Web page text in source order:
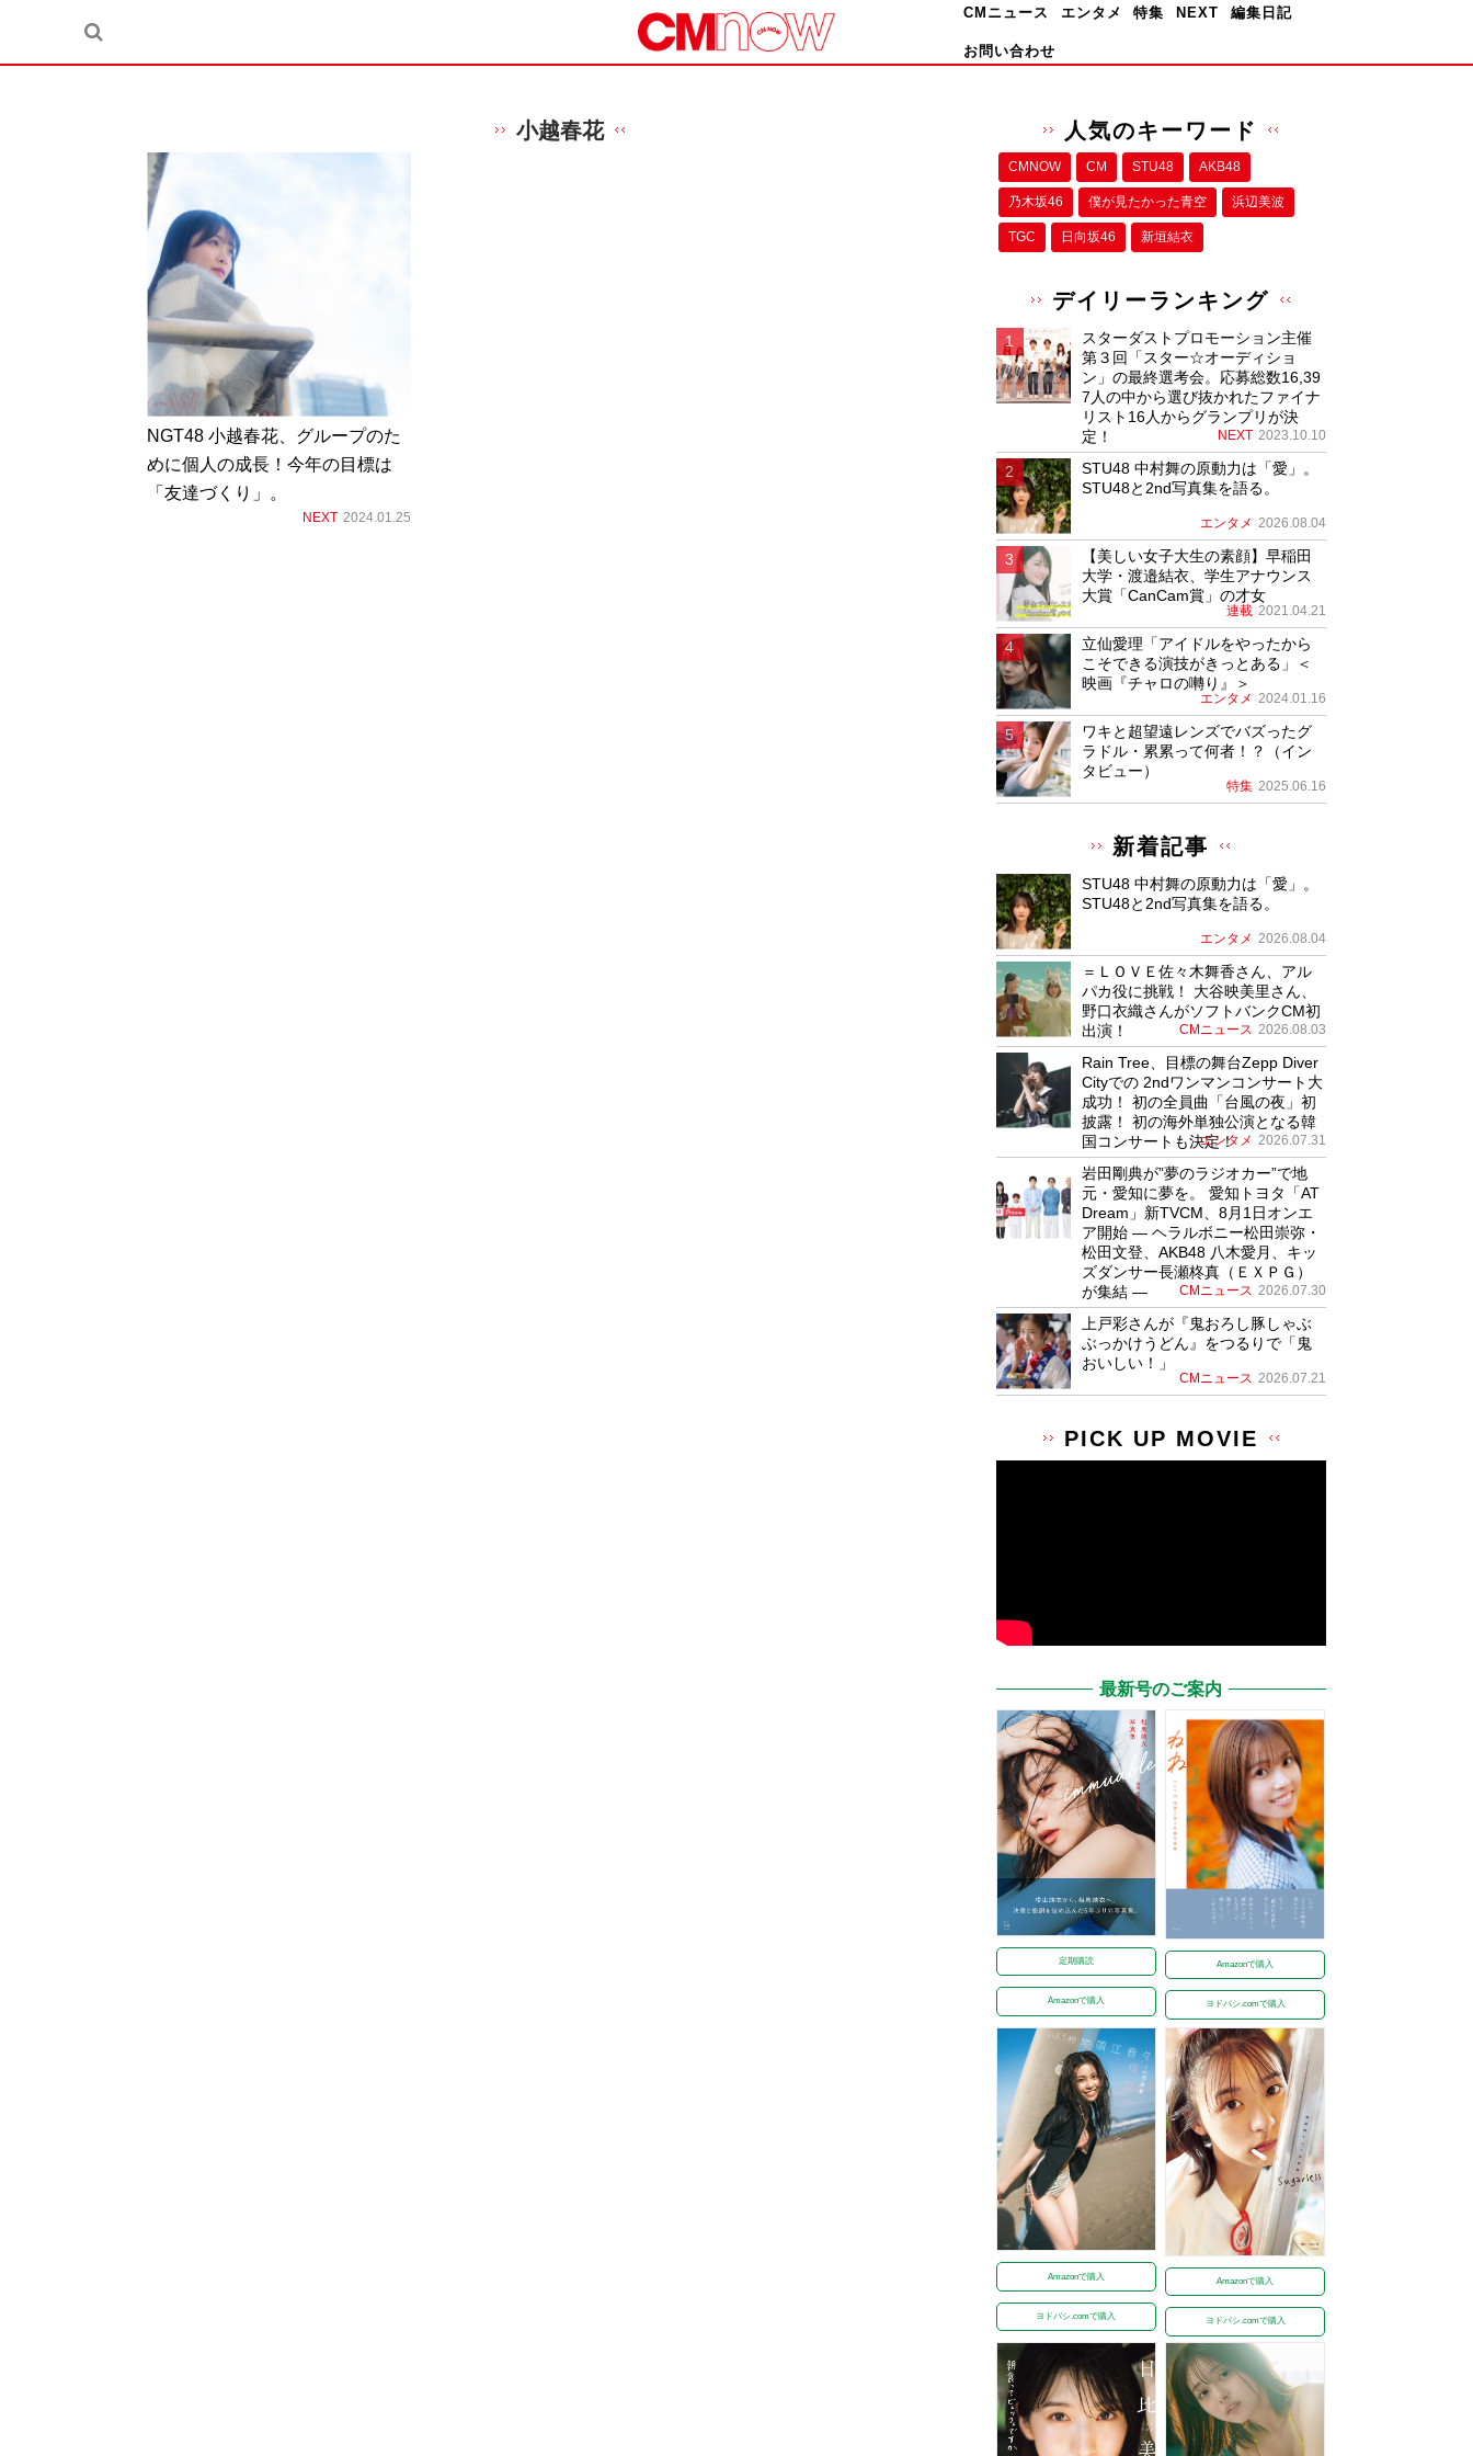
CMニュース エンタメ 特集 NEXT 編集日記
お問い合わせ
小越春花
NGT48 小越春花、グループのた
めに個人の成長！今年の目標は
「友達づくり」。
NEXT 2024.01.25
人気のキーワード
CMNOW CM STU48 AKB48
乃木坂46 僕が⾒たかった⻘空 浜辺美波
TGC 日向坂46 新垣結衣
デイリーランキング
スターダストプロモーション主催
第３回「スター☆オーディショ
ン」の最終選考会。応募総数16,39
7人の中から選び抜かれたファイナ
リスト16人からグランプリが決
定！
NEXT 2023.10.10
STU48 中村舞の原動力は「愛」。
STU48と2nd写真集を語る。
エンタメ 2026.08.04
【美しい女子大生の素顔】早稲田
大学・渡邉結衣、学生アナウンス
大賞「CanCam賞」の才女
連載 2021.04.21
立仙愛理「アイドルをやったから
こそできる演技がきっとある」＜
映画『チャロの囀り』＞
エンタメ 2024.01.16
ワキと超望遠レンズでバズったグ
ラドル・累累って何者！？（イン
タビュー）
特集 2025.06.16
新着記事
STU48 中村舞の原動力は「愛」。
STU48と2nd写真集を語る。
エンタメ 2026.08.04
＝ＬＯＶＥ佐々木舞香さん、アル
パカ役に挑戦！ 大谷映美里さん、
野口衣織さんがソフトバンクCM初
出演！
CMニュース 2026.08.03
Rain Tree、目標の舞台Zepp Diver
Cityでの 2ndワンマンコンサート大
成功！ 初の全員曲「台風の夜」初
披露！ 初の海外単独公演となる韓
国コンサートも決定！
エンタメ 2026.07.31
岩田剛典が”夢のラジオカー”で地
元・愛知に夢を。 愛知トヨタ「AT
Dream」新TVCM、8月1日オンエ
ア開始 ― ヘラルボニー松田崇弥・
松田文登、AKB48 八木愛月、キッ
ズダンサー長瀬柊真（ＥＸＰＧ）
が集結 ―
CMニュース 2026.07.30
上戸彩さんが『鬼おろし豚しゃぶ
ぶっかけうどん』をつるりで「鬼
おいしい！」
CMニュース 2026.07.21
PICK UP MOVIE
最新号のご案内
定期購読
Amazonで購入
Amazonで購入
ヨドバシ.comで購入
Amazonで購入
ヨドバシ.comで購入
Amazonで購入
ヨドバシ.comで購入